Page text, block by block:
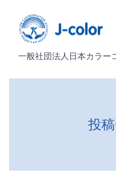
一般社団法人日本カラー
投